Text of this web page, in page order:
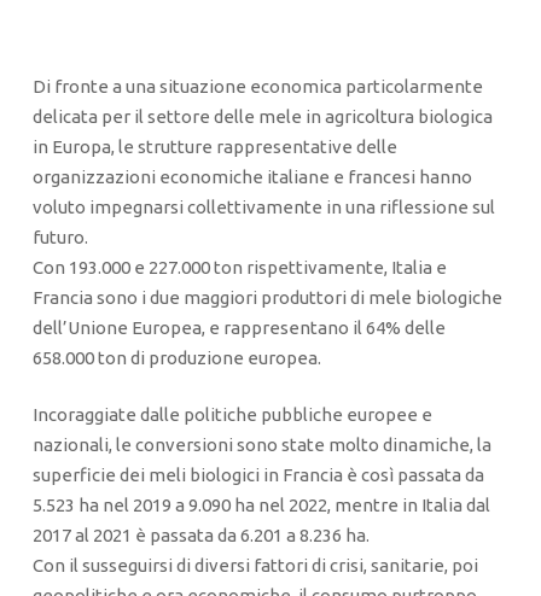
Di fronte a una situazione economica particolarmente
delicata per il settore delle mele in agricoltura biologica
in Europa, le strutture rappresentative delle
organizzazioni economiche italiane e francesi hanno
voluto impegnarsi collettivamente in una riflessione sul
futuro.
Con 193.000 e 227.000 ton rispettivamente, Italia e
Francia sono i due maggiori produttori di mele biologiche
dell’Unione Europea, e rappresentano il 64% delle
658.000 ton di produzione europea.
Incoraggiate dalle politiche pubbliche europee e
nazionali, le conversioni sono state molto dinamiche, la
superficie dei meli biologici in Francia è così passata da
5.523 ha nel 2019 a 9.090 ha nel 2022, mentre in Italia dal
2017 al 2021 è passata da 6.201 a 8.236 ha.
Con il susseguirsi di diversi fattori di crisi, sanitarie, poi